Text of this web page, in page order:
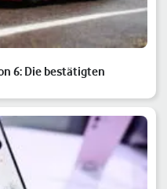
6: Die bestätigten